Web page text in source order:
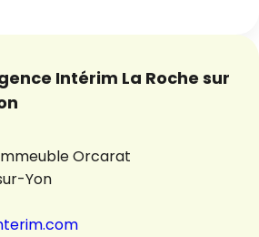
Intérim La Roche sur
Orcarat
Yon